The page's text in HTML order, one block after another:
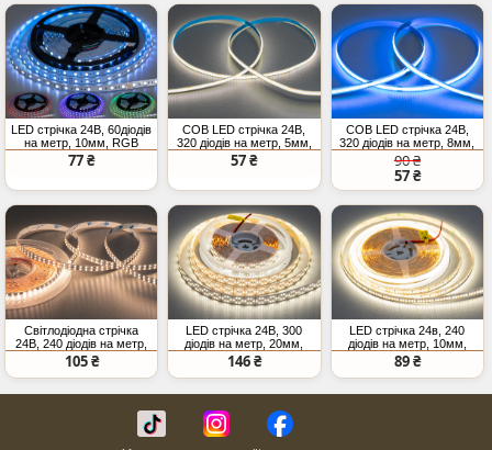
LED стрічка 24В, 60діодів
на метр, 10мм, RGB
77 ₴
COB LED стрічка 24В,
320 діодів на метр, 5мм,
нейтральний
57 ₴
COB LED стрічка 24В,
320 діодів на метр, 8мм,
блакитний
90 ₴
57 ₴
Світлодіодна стрічка
24В, 240 діодів на метр,
10мм, теплий
105 ₴
LED стрічка 24В, 300
діодів на метр, 20мм,
нейтральний
146 ₴
LED стрічка 24в, 240
діодів на метр, 10мм,
нейтральний
89 ₴